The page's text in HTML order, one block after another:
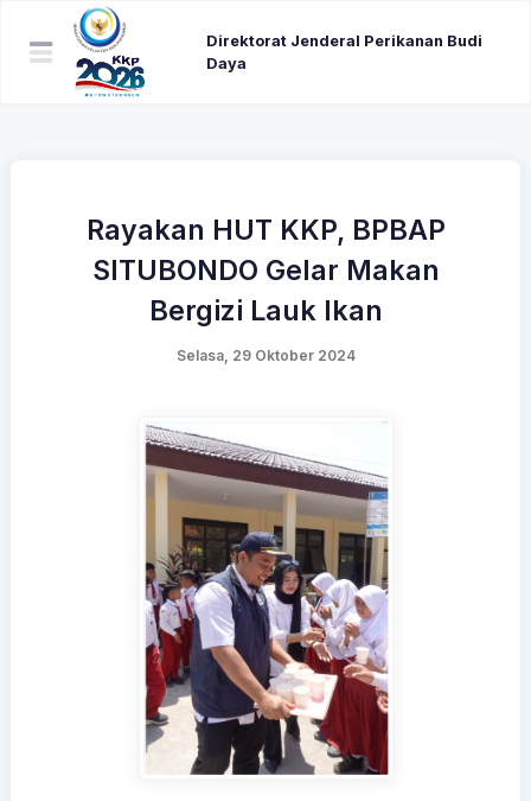
Direktorat Jenderal Perikanan Budi
Daya
Rayakan HUT KKP, BPBAP
SITUBONDO Gelar Makan
Bergizi Lauk Ikan
Selasa, 29 Oktober 2024